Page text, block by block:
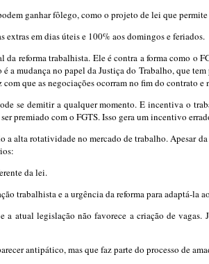
ganhar fôlego, como o projeto de lei que
extras em dias úteis e 100% aos domingos e feriados.
reforma trabalhista. Ele é contra a forma como o
a mudança no papel da Justiça do Trabalho, que
que as negociações ocorram no fim do contrato
se demitir a qualquer momento. E incentiva o
premiado com o FGTS. Isso gera um incentivo
a alta rotatividade no mercado de trabalho. Apesar
da lei.
trabalhista e a urgência da reforma para adaptá-la
atual legislação não favorece a criação de
antipático, mas que faz parte do processo de